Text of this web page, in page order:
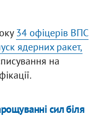
34 офіцерів ВПС
ядерних ракет,
на
сил біля